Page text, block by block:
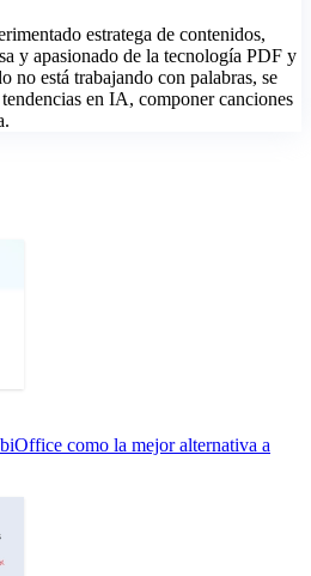
estratega de contenidos,
y apasionado de la tecnología PDF y
no está trabajando con palabras, se
en IA, componer canciones
como la mejor alternativa a